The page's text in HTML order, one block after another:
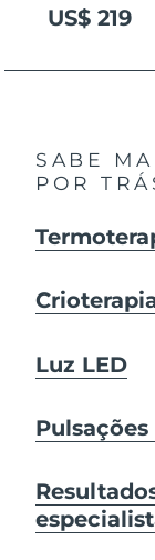
US$ 219
SABE
POR
Luz LED
Pulsações